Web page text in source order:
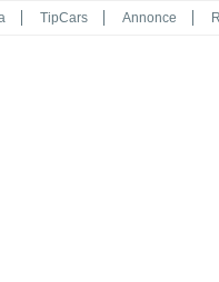
TipCars Annonce